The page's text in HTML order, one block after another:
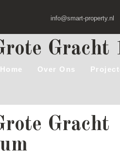
info@smart-property.nl
Home Over Ons
Gracht
Gracht